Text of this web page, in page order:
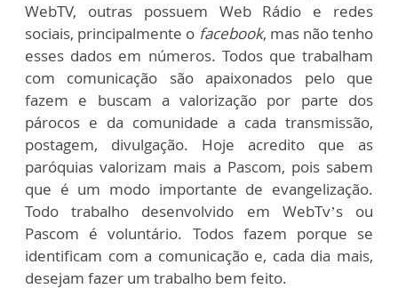
WebTV, outras possuem Web Rádio e redes
sociais, principalmente o facebook, mas não tenho
esses dados em números. Todos que trabalham
com comunicação são apaixonados pelo que
fazem e buscam a valorização por parte dos
párocos e da comunidade a cada transmissão,
postagem, divulgação. Hoje acredito que as
paróquias valorizam mais a Pascom, pois sabem
que é um modo importante de evangelização.
Todo trabalho desenvolvido em WebTv’s ou
Pascom é voluntário. Todos fazem porque se
identificam com a comunicação e, cada dia mais,
desejam fazer um trabalho bem feito.